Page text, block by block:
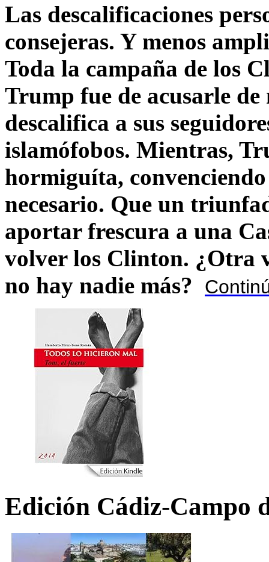
Las descalificaciones
consejeras. Y menos
Toda la campaña de los
Trump fue de acusarle
descalifica a sus
islamófobos. Mientras,
hormiguíta,
necesario. Que un
aportar frescura a una
volver los Clinton. ¿Otra
no hay nadie más?
Edición Cádiz-Campo